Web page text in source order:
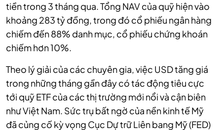
tiền trong 3 tháng qua. Tổng NAV của quỹ hiện vào
khoảng 283 tỷ đồng, trong đó cổ phiếu ngân hàng
chiếm đến 88% danh mục, cổ phiếu chứng khoán
chiếm hơn 10%.
Theo lý giải của các chuyên gia, việc USD tăng giá
trong những tháng gần đây có tác động tiêu cực
tới quỹ ETF của các thị trường mới nổi và cận biên
như Việt Nam. Sức trụ bất ngờ của nền kinh tế Mỹ
đã củng cố kỳ vọng Cục Dự trữ Liên bang Mỹ (FED)